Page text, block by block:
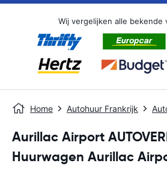
Wij vergelijken alle bekende
Home Autohuur Frankrijk
Aurillac Airport
Huurwagen Aurillac